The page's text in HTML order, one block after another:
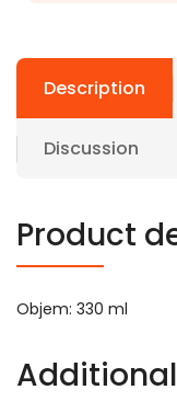
Description
Discussion
Product
Objem: 330 ml